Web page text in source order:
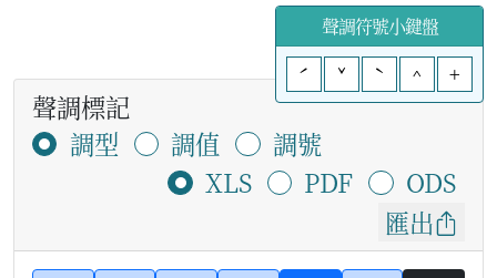
聲調符號小鍵盤
ˊ
ˇ ˋ ^ +
聲調標記
調型
調值
調號
XLS
PDF
ODS
匯出